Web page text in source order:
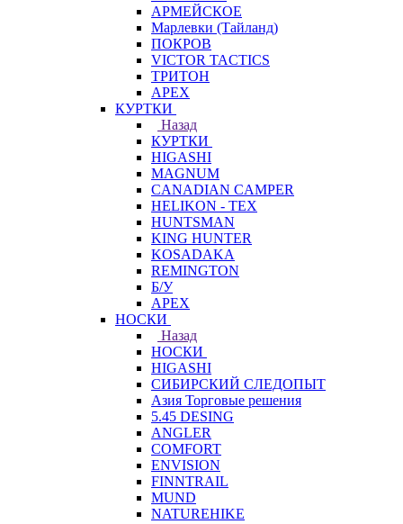
АРМЕЙСКОЕ
Марлевки (Тайланд)
ПОКРОВ
VICTOR TACTICS
ТРИТОН
APEX
КУРТКИ
Назад
КУРТКИ
HIGASHI
MAGNUM
CANADIAN CAMPER
HELIKON - TEX
HUNTSMAN
KING HUNTER
KOSADAKA
REMINGTON
Б/У
APEX
НОСКИ
Назад
НОСКИ
HIGASHI
СИБИРСКИЙ СЛЕДОПЫТ
Азия Торговые решения
5.45 DESING
ANGLER
COMFORT
ENVISION
FINNTRAIL
MUND
NATUREHIKE